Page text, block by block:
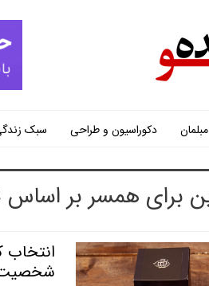
مبلمان دکوراسیون و طراحی سبک
برای همسر بر
انتخاب
شخصیت